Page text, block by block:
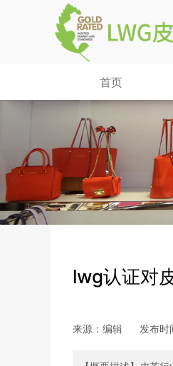
首页
lwg认证对
来源：编辑 发布时